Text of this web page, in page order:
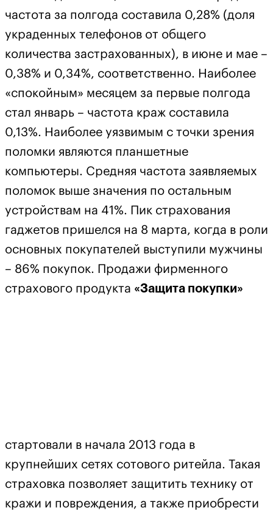
частота за полгода составила 0,28% (доля
украденных телефонов от общего
количества застрахованных), в июне и мае –
0,38% и 0,34%, соответственно. Наиболее
«спокойным» месяцем за первые полгода
стал январь – частота краж составила
0,13%. Наиболее уязвимым с точки зрения
поломки являются планшетные
компьютеры. Средняя частота заявляемых
поломок выше значения по остальным
устройствам на 41%. Пик страхования
гаджетов пришелся на 8 марта, когда в роли
основных покупателей выступили мужчины
– 86% покупок. Продажи фирменного
страхового продукта «Защита покупки»
стартовали в начала 2013 года в
крупнейших сетях сотового ритейла. Такая
страховка позволяет защитить технику от
кражи и повреждения, а также приобрести